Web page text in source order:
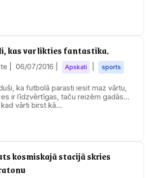
kas var likties fantastika.
| 06/07/2016 Apskati sports
ka futbolā parasti iesit maz vārtu,
ir līdzvērtīgas, taču reizēm gadās
vārti birst kā…
kosmiskajā stacijā skries